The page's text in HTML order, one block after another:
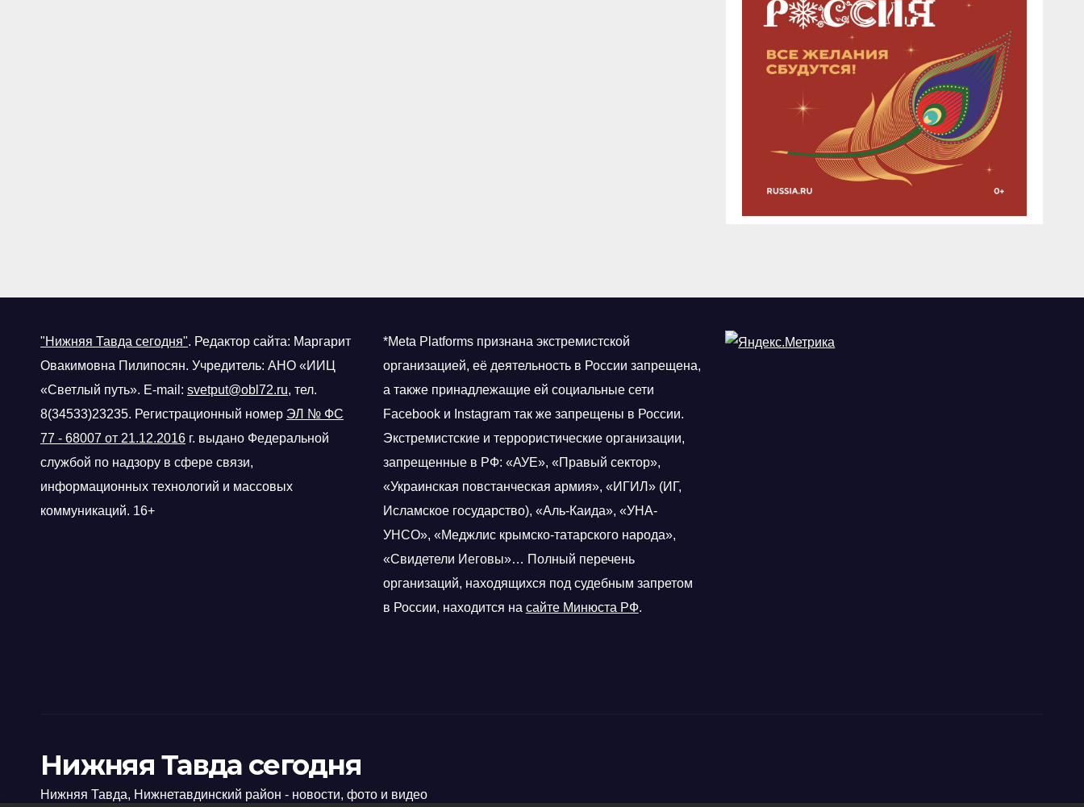
"Нижняя Тавда сегодня". Редактор сайта: Маргарит
Овакимовна Пилипосян. Учредитель: АНО «ИИЦ
«Светлый путь». E-mail: svetput@obl72.ru, тел.
8(34533)23235. Регистрационный номер ЭЛ № ФС
77 - 68007 от 21.12.2016 г. выдано Федеральной
службой по надзору в сфере связи,
информационных технологий и массовых
коммуникаций. 16+
*Meta Platforms признана экстремистской
организацией, её деятельность в России запрещена,
а также принадлежащие ей социальные сети
Facebook и Instagram так же запрещены в России.
Экстремистские и террористические организации,
запрещенные в РФ: «АУЕ», «Правый сектор»,
«Украинская повстанческая армия», «ИГИЛ» (ИГ,
Исламское государство), «Аль-Каида», «УНА-
УНСО», «Меджлис крымско-татарского народа»,
«Свидетели Иеговы»… Полный перечень
организаций, находящихся под судебным запретом
в России, находится на сайте Минюста РФ.
Нижняя Тавда сегодня
Нижняя Тавда, Нижнетавдинский район - новости, фото и видео